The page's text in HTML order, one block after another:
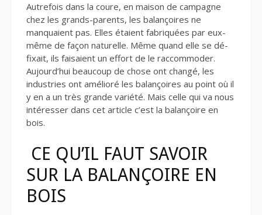
Autrefois dans la coure, en maison de campagne
chez les grands-parents, les balançoires ne
manquaient pas. Elles étaient fabriquées par eux-
même de façon naturelle. Même quand elle se dé-
fixait, ils faisaient un effort de le raccommoder.
Aujourd’hui beaucoup de chose ont changé, les
industries ont amélioré les balançoires au point où il
y en a un très grande variété. Mais celle qui va nous
intéresser dans cet article c’est la balançoire en
bois.
CE QU’IL FAUT SAVOIR
SUR LA BALANÇOIRE EN
BOIS